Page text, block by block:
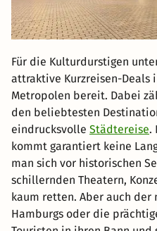
Für die Kulturdurstigen
attraktive Kurzreisen-Deals
Metropolen bereit. Dabei
den beliebtesten
eindrucksvolle Städtereise.
kommt garantiert keine
man sich vor historischen
schillernden Theatern,
kaum retten. Aber auch
Hamburgs oder die